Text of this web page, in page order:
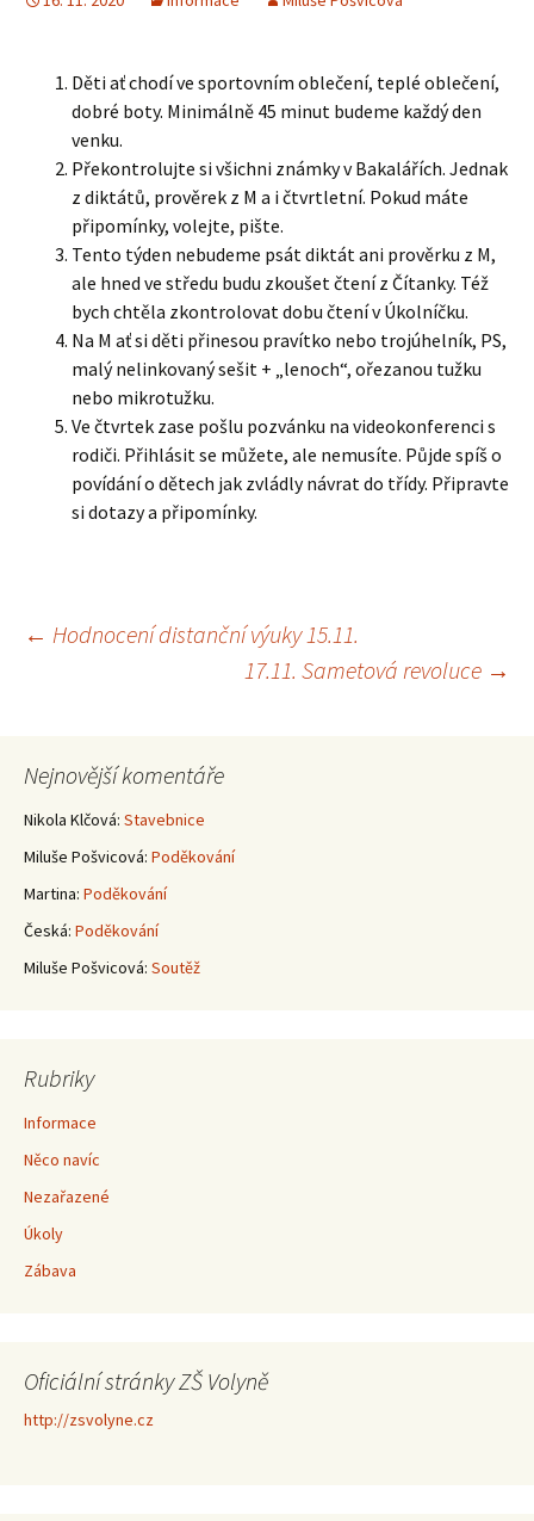
Děti ať chodí ve sportovním oblečení, teplé oblečení,
dobré boty. Minimálně 45 minut budeme každý den
venku.
Překontrolujte si všichni známky v Bakalářích. Jednak
z diktátů, prověrek z M a i čtvrtletní. Pokud máte
připomínky, volejte, pište.
Tento týden nebudeme psát diktát ani prověrku z M,
ale hned ve středu budu zkoušet čtení z Čítanky. Též
bych chtěla zkontrolovat dobu čtení v Úkolníčku.
Na M ať si děti přinesou pravítko nebo trojúhelník, PS,
malý nelinkovaný sešit + „lenoch“, ořezanou tužku
nebo mikrotužku.
Ve čtvrtek zase pošlu pozvánku na videokonferenci s
rodiči. Přihlásit se můžete, ale nemusíte. Půjde spíš o
povídání o dětech jak zvládly návrat do třídy. Připravte
si dotazy a připomínky.
Navigace
příspěvky
← Hodnocení distanční výuky 15.11.
17.11. Sametová revoluce →
Nejnovější komentáře
Nikola Klčová: Stavebnice
Miluše Pošvicová: Poděkování
Martina: Poděkování
Česká: Poděkování
Miluše Pošvicová: Soutěž
Rubriky
Informace
Něco navíc
Nezařazené
Úkoly
Zábava
Oficiální stránky ZŠ Volyně
http://zsvolyne.cz